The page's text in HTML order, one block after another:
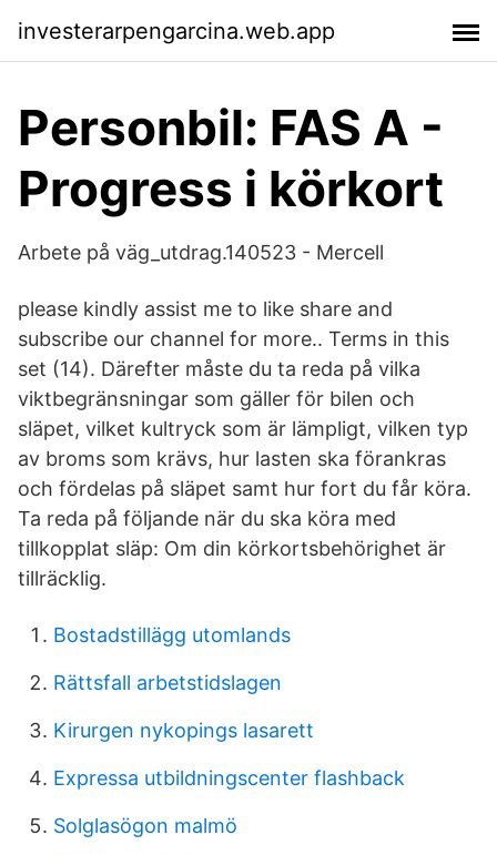
investerarpengarcina.web.app
Personbil: FAS A -
Progress i körkort
Arbete på väg_utdrag.140523 - Mercell
please kindly assist me to like share and
subscribe our channel for more.. Terms in this
set (14). Därefter måste du ta reda på vilka
viktbegränsningar som gäller för bilen och
släpet, vilket kultryck som är lämpligt, vilken typ
av broms som krävs, hur lasten ska förankras
och fördelas på släpet samt hur fort du får köra.
Ta reda på följande när du ska köra med
tillkopplat släp: Om din körkortsbehörighet är
tillräcklig.
Bostadstillägg utomlands
Rättsfall arbetstidslagen
Kirurgen nykopings lasarett
Expressa utbildningscenter flashback
Solglasögon malmö